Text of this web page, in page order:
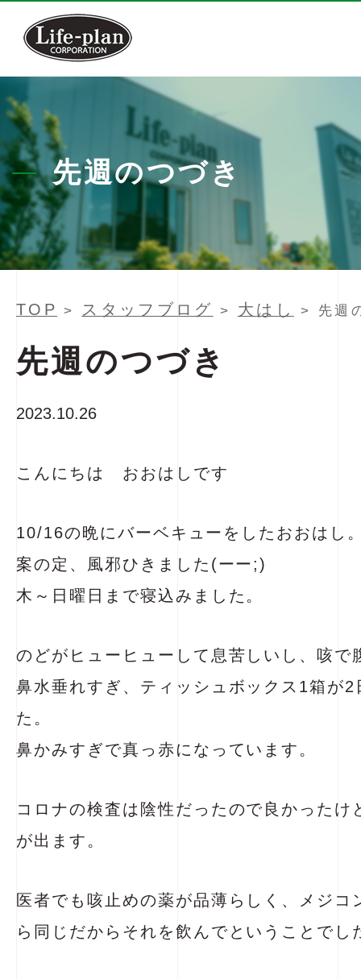
先週のつづき
TOP > スタッフブログ > 大はし > 先週
先週のつづき
2023.10.26
こんにちは おおはしです
10/16の晩にバーベキューをしたおおはし
案の定、風邪ひきました(ーー;)
木～日曜日まで寝込みました。
のどがヒューヒューして息苦しいし、咳で
鼻水垂れすぎ、ティッシュボックス1箱が
た。
鼻かみすぎで真っ赤になっています。
コロナの検査は陰性だったので良かったけ
が出ます。
医者でも咳止めの薬が品薄らしく、メジコ
ら同じだからそれを飲んでということでし